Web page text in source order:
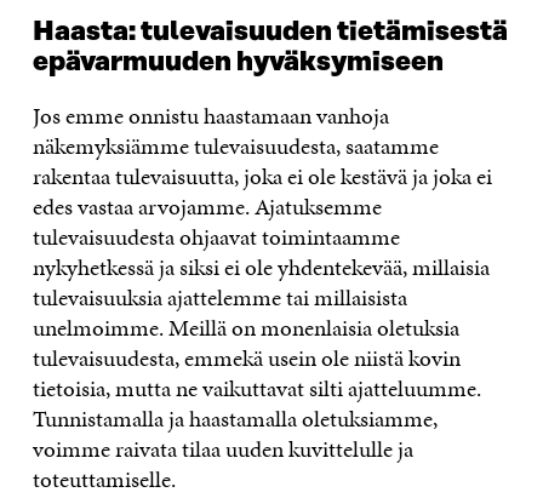
Haasta: tulevaisuuden tietämisestä
epävarmuuden hyväksymiseen
Jos emme onnistu haastamaan vanhoja
näkemyksiämme tulevaisuudesta, saatamme
rakentaa tulevaisuutta, joka ei ole kestävä ja joka ei
edes vastaa arvojamme. Ajatuksemme
tulevaisuudesta ohjaavat toimintaamme
nykyhetkessä ja siksi ei ole yhdentekevää, millaisia
tulevaisuuksia ajattelemme tai millaisista
unelmoimme. Meillä on monenlaisia oletuksia
tulevaisuudesta, emmekä usein ole niistä kovin
tietoisia, mutta ne vaikuttavat silti ajatteluumme.
Tunnistamalla ja haastamalla oletuksiamme,
voimme raivata tilaa uuden kuvittelulle ja
toteuttamiselle.